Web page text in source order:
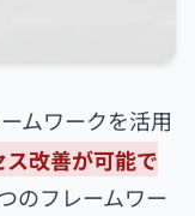
ムワークを活用
改善が可能で
のフレームワー